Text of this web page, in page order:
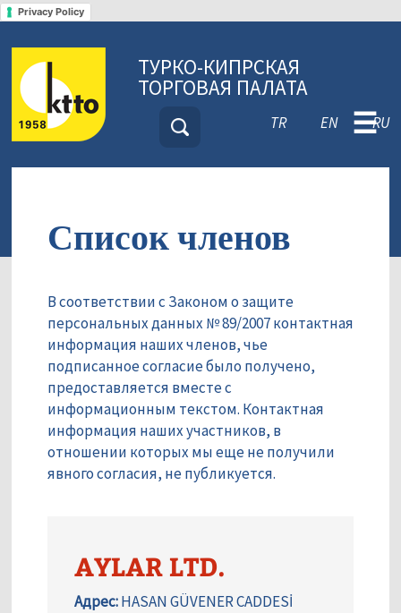
Privacy Policy
ТУРКО-КИПРСКАЯ
ТОРГОВАЯ ПАЛАТА
TR EN RU
☰
Список членов
В соответствии с Законом о защите
персональных данных № 89/2007 контактная
информация наших членов, чье
подписанное согласие было получено,
предоставляется вместе с
информационным текстом. Контактная
информация наших участников, в
отношении которых мы еще не получили
явного согласия, не публикуется.
AYLAR LTD.
Адрес:HASAN GÜVENER CADDESİ